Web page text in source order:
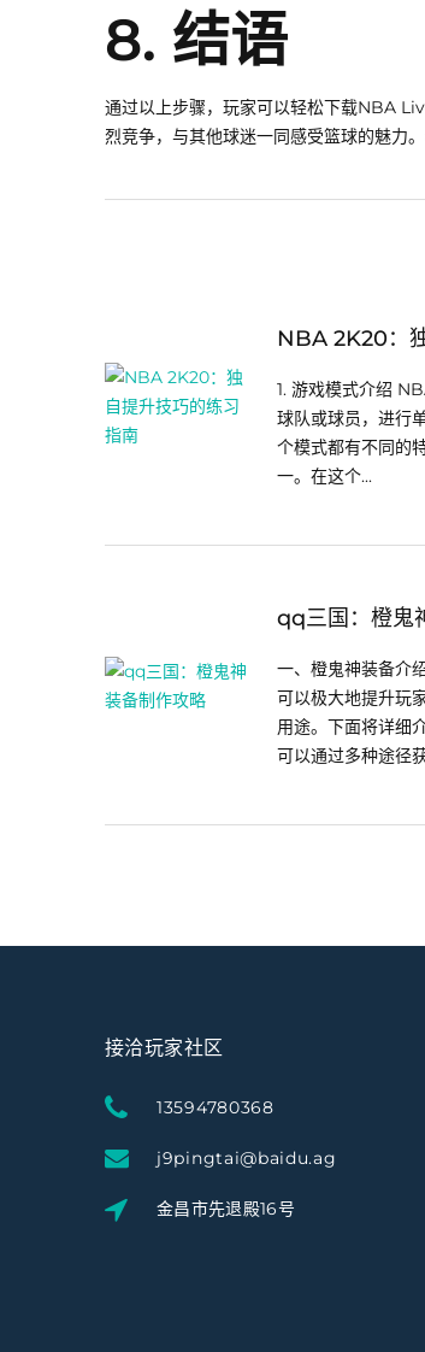
8. 结语
通过以上步骤，玩家可以轻松下载NBA
烈竞争，与其他球迷一同感受篮球的魅力
NBA 2K20：
1. 游戏模式介绍
球队或球员，进行
个模式都有不同的
一。在这个...
qq三国：橙鬼
一、橙鬼神装备介
可以极大地提升玩
用途。下面将详细
可以通过多种途径
接洽玩家社区
13594780368
j9pingtai@baidu.ag
金昌市先退殿16号